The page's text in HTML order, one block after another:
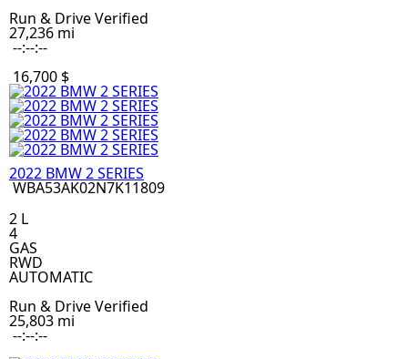
Run & Drive Verified
27,236 mi
--:--:--
16,700 $
2022 BMW 2 SERIES
WBA53AK02N7K11809
2 L
4
GAS
RWD
AUTOMATIC
Run & Drive Verified
25,803 mi
--:--:--